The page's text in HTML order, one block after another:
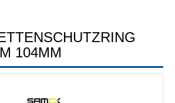
104MM